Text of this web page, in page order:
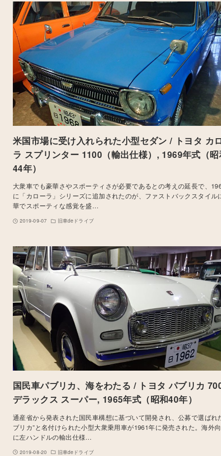
米国市場に受け入れられた小型セダン / トヨタ カ
ラ スプリンター 1100（輸出仕様）, 1969年式（昭
44年）
大衆車でも豪華さやスポーティさが必要であるとの考えの延長で、
に「カローラ」シリーズに追加されたのが、ファストバックスタイル
華でスポーティな感覚を盛…
2019-09-07 旧車deドライブ
国民車パブリカ、海をわたる / トヨタ パブリカ
デラックス スーパー, 1965年式（昭和40年）
通産省から発表された国民車構想に基づいて開発され、公募で選ばれ
ブリカ”と名付けられた小型大衆乗用車が1961年に発売された。海外
に左ハンドルの輸出仕様…
2019-08-20 旧車deドライブ